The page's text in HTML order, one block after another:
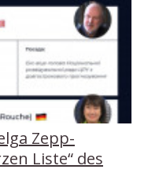
Zepp-
Liste“ des